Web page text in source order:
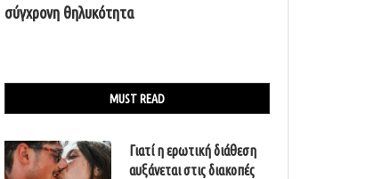
σύγχρονη θηλυκότητα
MUST READ
Γιατί η ερωτική διάθεση
αυξάνεται στις διακοπές